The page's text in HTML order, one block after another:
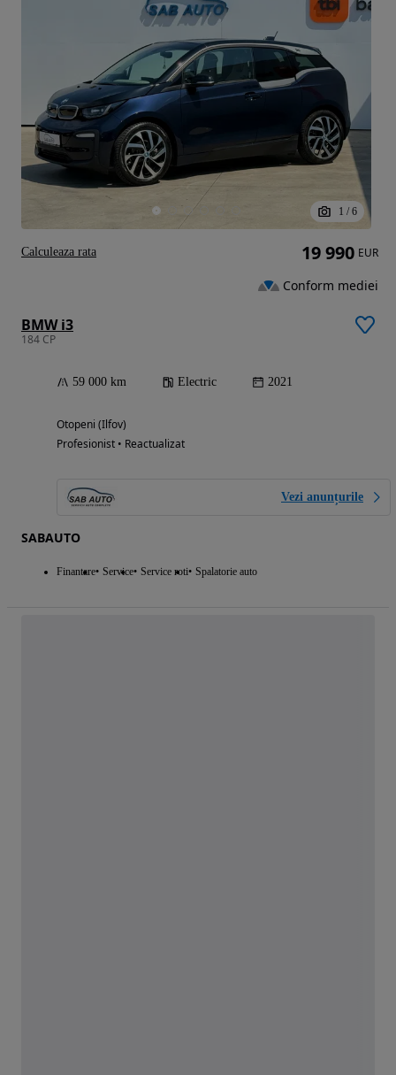
1 / 6
BMW i3
184 CP
59 000 km Electric 2021
Otopeni (Ilfov)
Profesionist • Reactualizat
Vezi anunțurile
SABAUTO
Finantare Service Service roti Spalatorie auto
19 990 EUR
Conform mediei
Calculeaza rata